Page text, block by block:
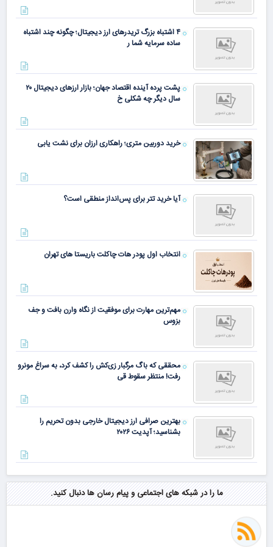
۴ اشتباه بزرگ تریدرهای ارز دیجیتال؛ چگونه چند اشتباه
ساده سرمایه شما ر
پشت پرده آینده اقتصاد جهان؛ بازار ارزهای دیجیتال ۲۰
سال دیگر چه شکلی خ
خرید دوربین متری؛ راهکاری ارزان برای نشت یابی
آیا خرید تتر برای پس‌انداز منطقی است؟
انتخاب اول پودر هات چاکلت باریستا های تهران
مهم‌ترین مهارت برای موفقیت از نگاه وارن بافت و جف
بزوس
محققی که باگ مرگبار زی‌کش را کشف کرد، به سراغ مونرو
رفت! منتظر سقوط قی
بهترین صرافی ارز دیجیتال خارجی بدون تحریم را
بشناسید؛ آپدیت ۲۰۲۶
ما را در شبکه های اجتماعی و پیام رسان ها دنبال کنید.